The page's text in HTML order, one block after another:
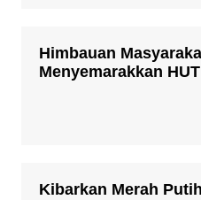
Himbauan
Menyemarakkan
Kibarkan Merah